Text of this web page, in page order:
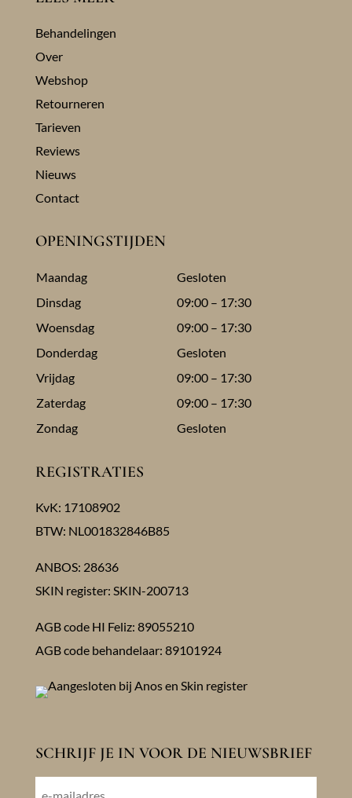
Behandelingen
Over
Webshop
Retourneren
Tarieven
Reviews
Nieuws
Contact
OPENINGSTIJDEN
Maandag
Gesloten
Dinsdag
09:00 – 17:30
Woensdag
09:00 – 17:30
Donderdag
Gesloten
Vrijdag
09:00 – 17:30
Zaterdag
09:00 – 17:30
Zondag
Gesloten
REGISTRATIES
KvK: 17108902
BTW: NL001832846B85
ANBOS: 28636
SKIN register: SKIN-200713
AGB code HI Feliz: 89055210
AGB code behandelaar: 89101924
SCHRIJF JE IN VOOR DE NIEUWSBRIEF